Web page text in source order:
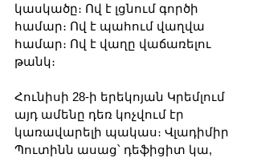
կասկածը։ Ով է լցնում գործի
համար։ Ով է պահում վաղվա
համար։ Ով է վաղը վաճառելու
թանկ։
Հունիսի 28-ի երեկոյան Կրեմլում
այդ ամենը դեռ կոչվում էր
կառավարելի պակաս։ Վլադիմիր
Պուտինն ասաց՝ դեֆիցիտ կա,